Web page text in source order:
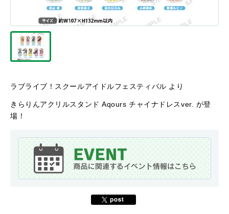
ラブライブ！スクールアイドルフェスティバル より
きらりんアクリルスタンド Aqours チャイナドレスver. が登
場！